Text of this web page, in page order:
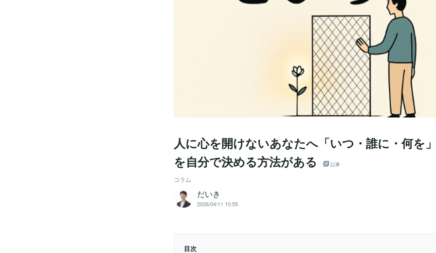
人に心を開けないあなたへ「いつ・誰に・何を
を自分で決める方法がある
記事
コラム
だいき
2026/04/11 10:55
目次